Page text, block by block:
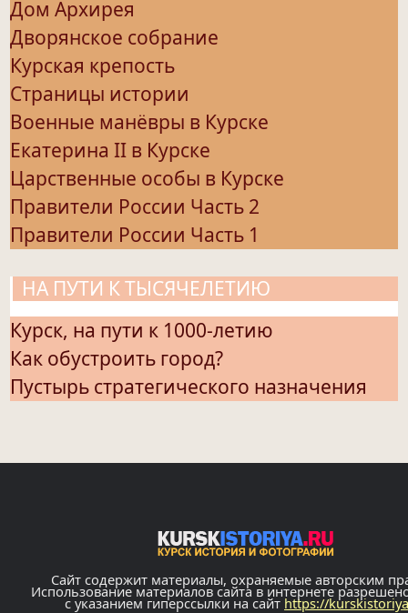
Дом Архирея
Дворянское собрание
Курская крепость
Страницы истории
Военные манёвры в Курске
Екатерина II в Курске
Царственные особы в Курске
Правители России Часть 2
Правители России Часть 1
НА ПУТИ К ТЫСЯЧЕЛЕТИЮ
Курск, на пути к 1000-летию
Как обустроить город?
Пустырь стратегического назначения
Сайт содержит материалы, охраняемые авторским
Использование материалов сайта в интернете
с указанием гиперссылки на сайтhttps://